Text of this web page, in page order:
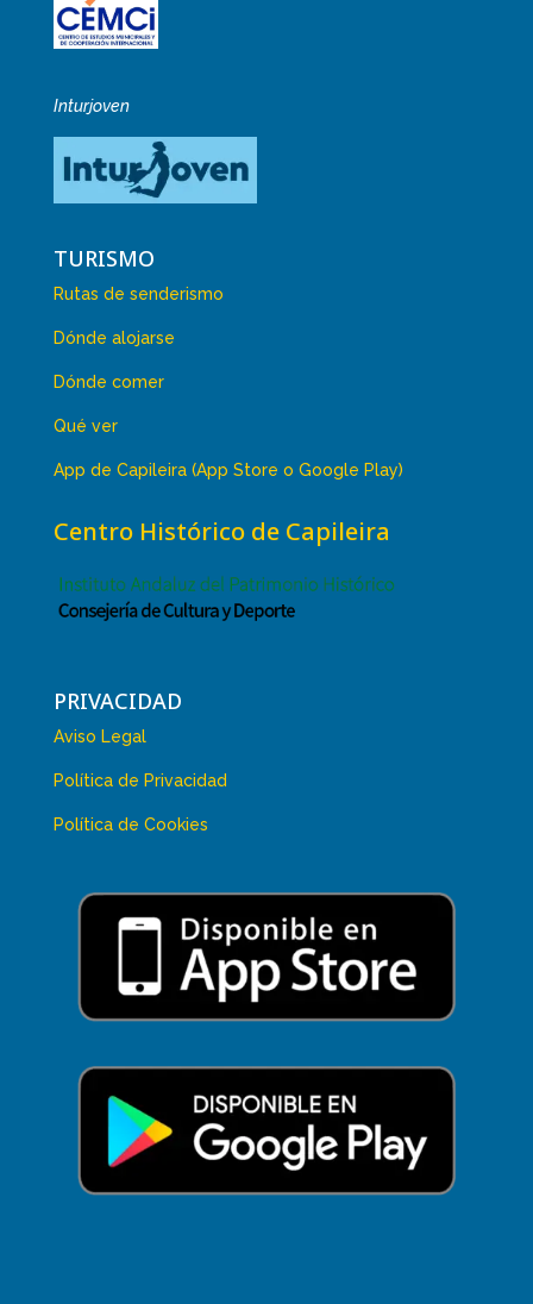
Inturjoven
TURISMO
Rutas de senderismo
Dónde alojarse
Dónde comer
Qué ver
App de Capileira (App Store o Google Play)
Centro Histórico de Capileira
PRIVACIDAD
Aviso Legal
Política de Privacidad
Política de Cookies